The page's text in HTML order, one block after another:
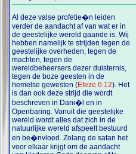
Al deze valse profetie�n leiden
verder de aandacht af van wat er in
de geestelijke wereld gaande is. Wij
hebben namelijk te strijden tegen de
geestelijke overheden, tegen de
machten, tegen de
wereldbeheersers dezer duisternis,
tegen de boze geesten in de
hemelse gewesten (Efeze 6:12). Het
is dan ook deze strijd die wordt
beschreven in Dani�l en in
Openbaring. Vanuit die geestelijke
wereld wordt alles dat zich in de
natuurlijke wereld afspeelt bestuurd
en be�nvloed. Zolang de satan het
voor elkaar krijgt om de aandacht